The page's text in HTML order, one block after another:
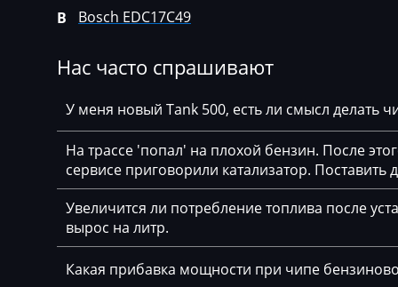
Agrifac
Albach
Arbos
Artec
Atlas
Audi
B Bosch EDC17C49
Нас часто спрашивают
У меня новый Tank 500, есть ли смысл делать
На трассе 'попал' на плохой бензин. После
сервисе приговорили катализатор.
Увеличится ли потребление топлива после
вырос на литр.
Какая прибавка мощности при чипе